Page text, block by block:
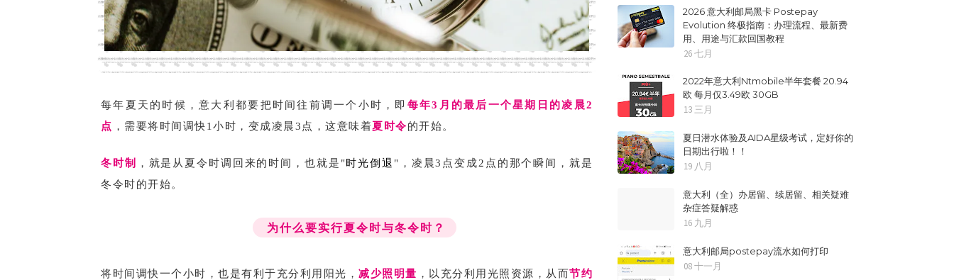
每年夏天的时候，意大利都要把时间往前调一个小时，即 每年3月的最后一个星期日的凌晨2
点 ，需要将时间调快1小时，变成凌晨3点，这意味着夏时令的开始。
冬时制 ，就是从夏令时调回来的时间，也就是"时光倒退 "，凌晨3点变成2点的那个瞬间，就是
冬令时的开始。
为什么要实行夏令时与冬令时？
将时间调快一个小时，也是有利于充分利用阳光，减少照明量 ，以充分利用光照资源，从而节约
2026 意大利邮局黑卡 Postepay
Evolution 终极指南：办理流程、最新费
用、用途与汇款回国教程
26 七月
2022年意大利Ntmobile半年套餐 20.94
欧 每月仅3.49欧 30GB
13 三月
夏日潜水体验及AIDA星级考试，定好你的
日期出行啦！！
19 八月
意大利（全）办居留、续居留、相关疑难
杂症答疑解惑
16 九月
意大利邮局postepay流水如何打印
08 十一月